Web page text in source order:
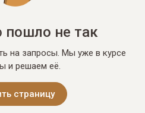
пошло не так
на запросы. Мы уже в курсе
и решаем её.
страницу